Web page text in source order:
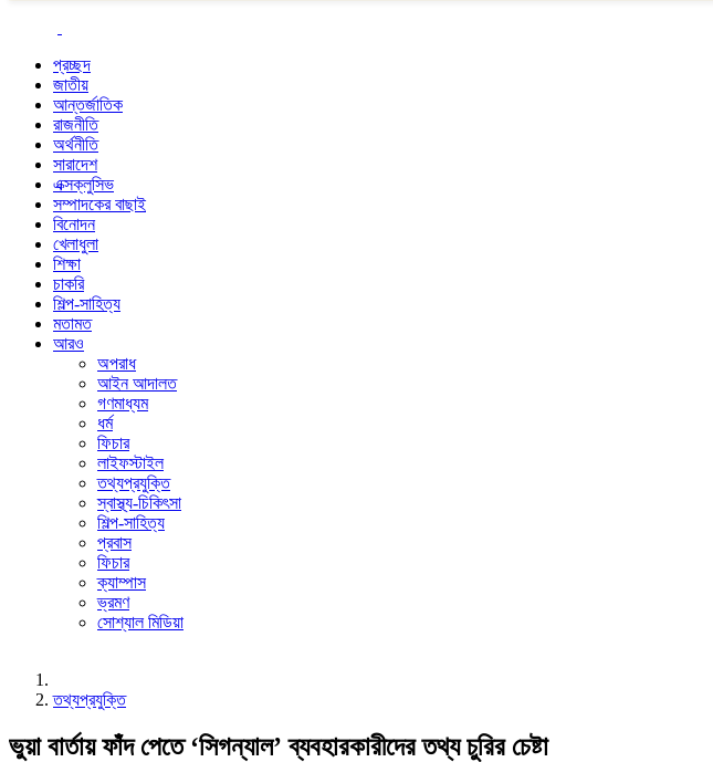
প্রচ্ছদ
জাতীয়
আন্তর্জাতিক
রাজনীতি
অর্থনীতি
সারাদেশ
এক্সক্লুসিভ
সম্পাদকের বাছাই
বিনোদন
খেলাধুলা
শিক্ষা
চাকরি
শিল্প-সাহিত্য
মতামত
আরও
অপরাধ
আইন আদালত
গণমাধ্যম
ধর্ম
ফিচার
লাইফস্টাইল
তথ্যপ্রযুক্তি
স্বাস্থ্য-চিকিৎসা
শিল্প-সাহিত্য
প্রবাস
ফিচার
ক্যাম্পাস
ভ্রমণ
সোশ্যাল মিডিয়া
তথ্যপ্রযুক্তি
ভুয়া বার্তায় ফাঁদ পেতে ‘সিগন্যাল’ ব্যবহারকারীদের তথ্য চুরির চেষ্টা